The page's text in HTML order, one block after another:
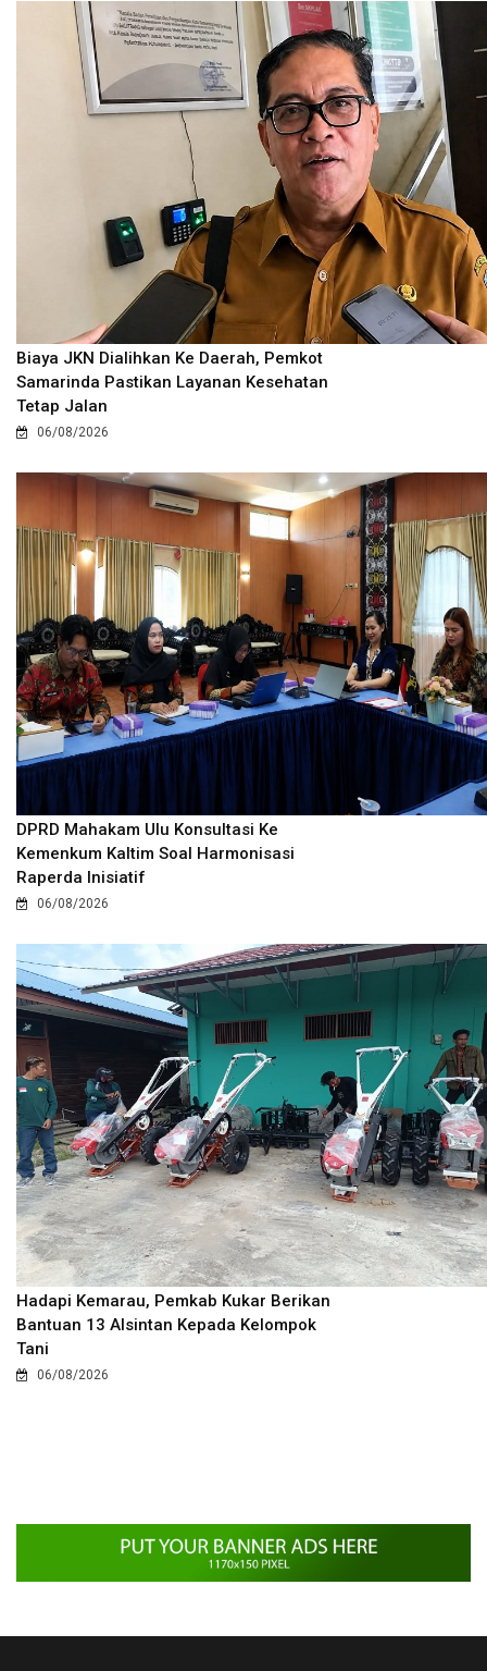
Biaya JKN Dialihkan Ke Daerah, Pemkot
Samarinda Pastikan Layanan Kesehatan
Tetap Jalan
06/08/2026
DPRD Mahakam Ulu Konsultasi Ke
Kemenkum Kaltim Soal Harmonisasi
Raperda Inisiatif
06/08/2026
Hadapi Kemarau, Pemkab Kukar Berikan
Bantuan 13 Alsintan Kepada Kelompok
Tani
06/08/2026